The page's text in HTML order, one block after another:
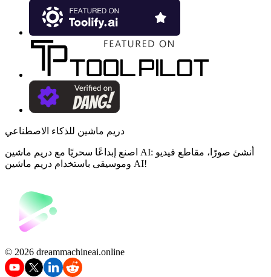
دريم ماشين للذكاء الاصطناعي
اصنع إبداعًا سحريًا مع دريم ماشين AI: أنشئ صورًا، مقاطع فيديو
وموسيقى باستخدام دريم ماشين AI!
©️ 2026 dreammachineai.online